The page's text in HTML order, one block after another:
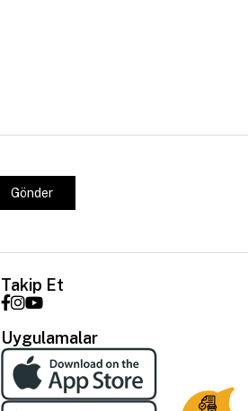
Gönder
Takip Et
Uygulamalar